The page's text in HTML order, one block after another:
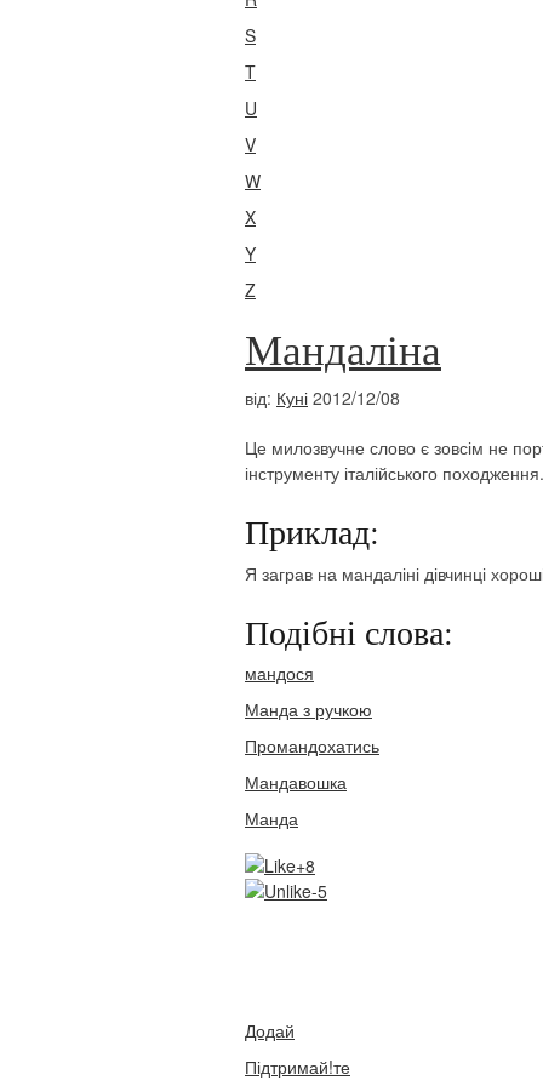
S
T
U
V
W
X
Y
Z
Мандаліна
від: Куні 2012/12/08
Це милозвучне слово є зовсім не
інструменту італійського походження.
Приклад:
Я заграв на мандаліні дівчинці
Подібні слова:
мандося
Манда з ручкою
Промандохатись
Мандавошка
Манда
+8
-5
Додай
Підтримай!те